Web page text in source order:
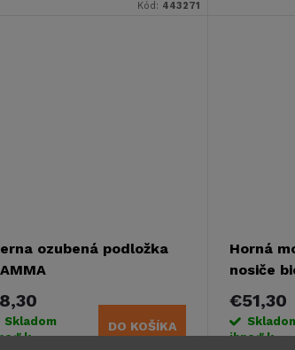
Kód: 443271
ozubená podložka
Skladom
k
DO KOŠÍKA
Horná
nosiče
€51,30
ihneď k